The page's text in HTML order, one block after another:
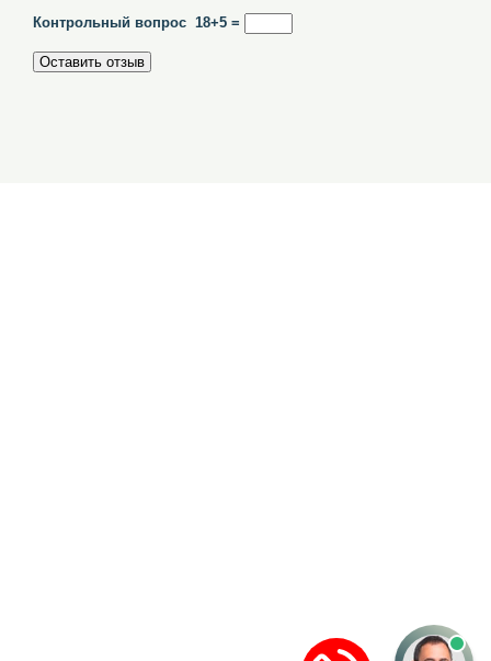
Контрольный вопрос 18+5 =